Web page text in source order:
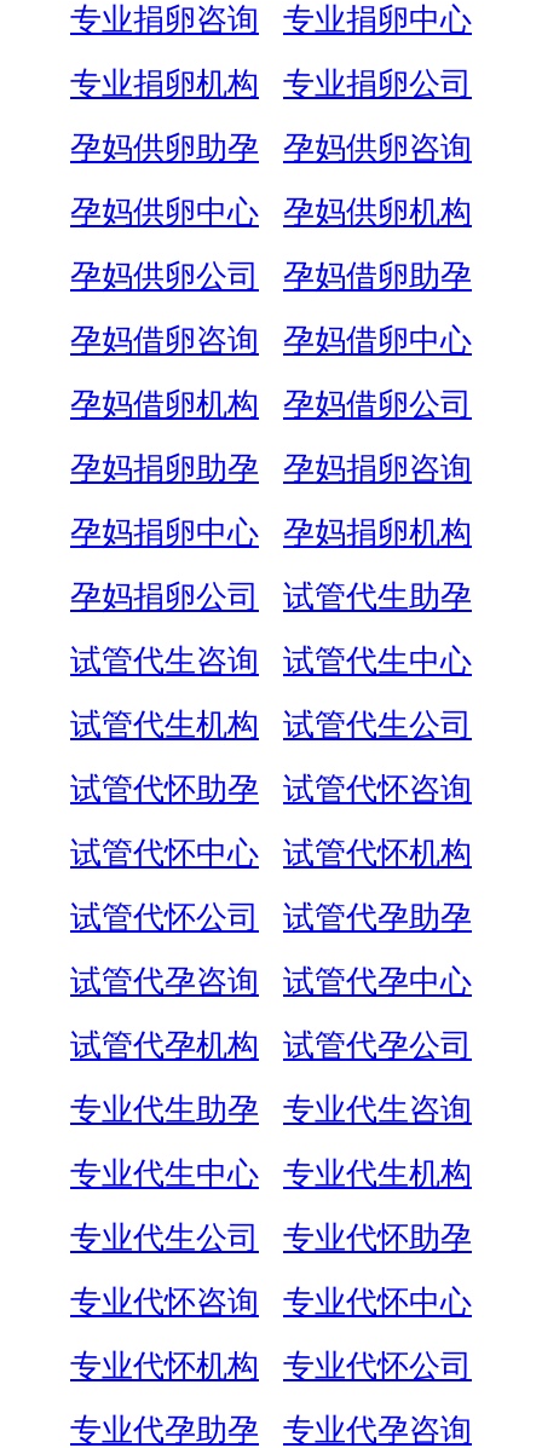
专业捐卵咨询
专业捐卵中心
专业捐卵机构
专业捐卵公司
孕妈供卵助孕
孕妈供卵咨询
孕妈供卵中心
孕妈供卵机构
孕妈供卵公司
孕妈借卵助孕
孕妈借卵咨询
孕妈借卵中心
孕妈借卵机构
孕妈借卵公司
孕妈捐卵助孕
孕妈捐卵咨询
孕妈捐卵中心
孕妈捐卵机构
孕妈捐卵公司
试管代生助孕
试管代生咨询
试管代生中心
试管代生机构
试管代生公司
试管代怀助孕
试管代怀咨询
试管代怀中心
试管代怀机构
试管代怀公司
试管代孕助孕
试管代孕咨询
试管代孕中心
试管代孕机构
试管代孕公司
专业代生助孕
专业代生咨询
专业代生中心
专业代生机构
专业代生公司
专业代怀助孕
专业代怀咨询
专业代怀中心
专业代怀机构
专业代怀公司
专业代孕助孕
专业代孕咨询